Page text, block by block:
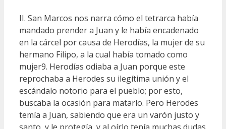
II. San Marcos nos narra cómo el tetrarca había
mandado prender a Juan y le había encadenado
en la cárcel por causa de Herodías, la mujer de su
hermano Filipo, a la cual había tomado como
mujer9. Herodías odiaba a Juan porque este
reprochaba a Herodes su ilegítima unión y el
escándalo notorio para el pueblo; por esto,
buscaba la ocasión para matarlo. Pero Herodes
temía a Juan, sabiendo que era un varón justo y